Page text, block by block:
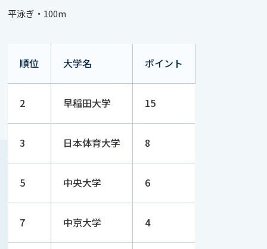
平泳ぎ・100m
順位 大学名 ポイント
2 早稲田大学 15
3 日本体育大学 8
5 中央大学 6
7 中京大学 4